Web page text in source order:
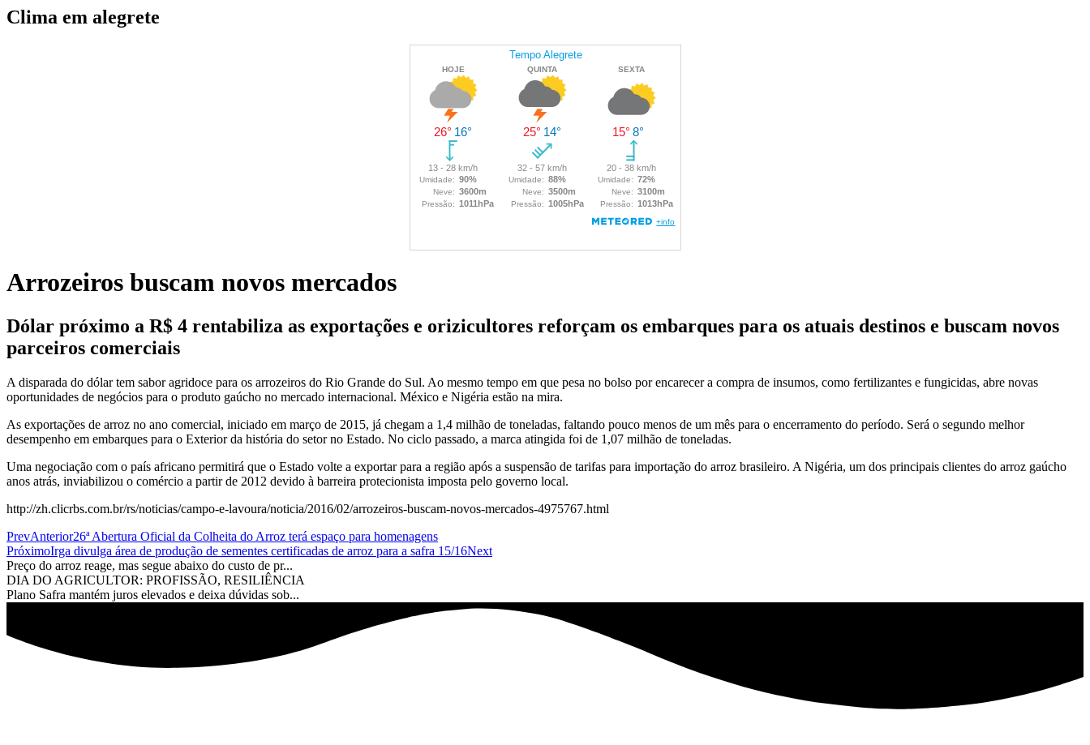
Clima em alegrete
Arrozeiros buscam novos mercados
Dólar próximo a R$ 4 rentabiliza as exportações e orizicultores reforçam os embarques para os atuais destinos e buscam novos
parceiros comerciais
A disparada do dólar tem sabor agridoce para os arrozeiros do Rio Grande do Sul. Ao mesmo tempo em que pesa no bolso por encarecer a compra de insumos, como fertilizantes e fungicidas, abre novas
oportunidades de negócios para o produto gaúcho no mercado internacional. México e Nigéria estão na mira.
As exportações de arroz no ano comercial, iniciado em março de 2015, já chegam a 1,4 milhão de toneladas, faltando pouco menos de um mês para o encerramento do período. Será o segundo melhor
desempenho em embarques para o Exterior da história do setor no Estado. No ciclo passado, a marca atingida foi de 1,07 milhão de toneladas.
Uma negociação com o país africano permitirá que o Estado volte a exportar para a região após a suspensão de tarifas para importação do arroz brasileiro. A Nigéria, um dos principais clientes do arroz gaúcho
anos atrás, inviabilizou o comércio a partir de 2012 devido à barreira protecionista imposta pelo governo local.
http://zh.clicrbs.com.br/rs/noticias/campo-e-lavoura/noticia/2016/02/arrozeiros-buscam-novos-mercados-4975767.html
PrevAnterior26ª Abertura Oficial da Colheita do Arroz terá espaço para homenagens
PróximoIrga divulga área de produção de sementes certificadas de arroz para a safra 15/16Next
Preço do arroz reage, mas segue abaixo do custo de pr...
DIA DO AGRICULTOR: PROFISSÃO, RESILIÊNCIA
Plano Safra mantém juros elevados e deixa dúvidas sob...